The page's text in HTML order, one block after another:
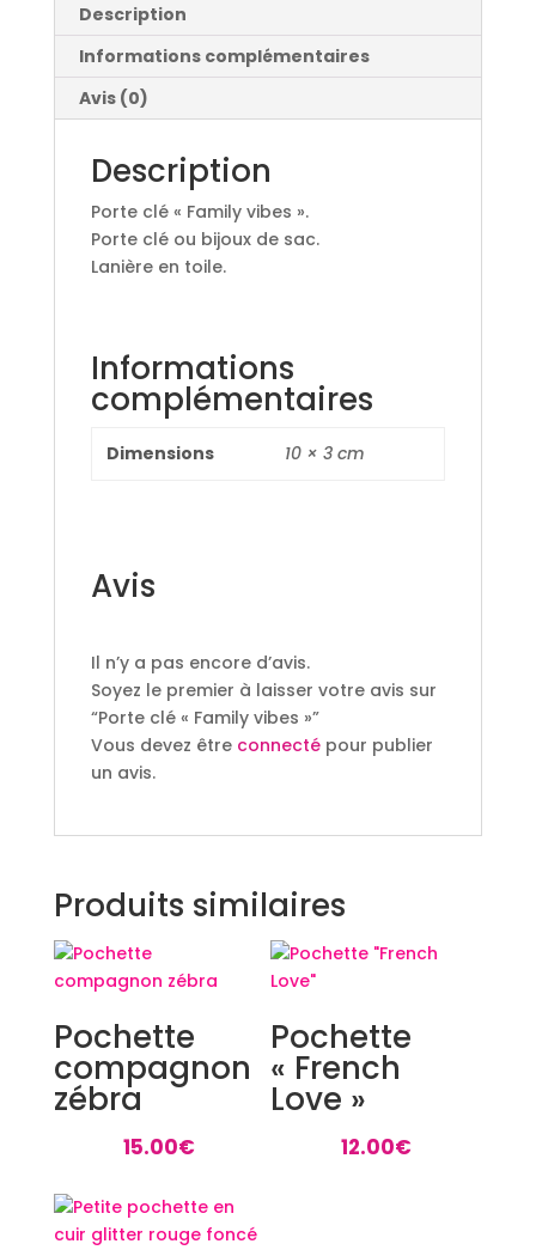
Description
Informations complémentaires
Avis (0)
Description
Porte clé « Family vibes ».
Porte clé ou bijoux de sac.
Lanière en toile.
Informations
complémentaires
Dimensions 10 × 3 cm
Avis
Il n’y a pas encore d’avis.
Soyez le premier à laisser votre avis sur
“Porte clé « Family vibes »”
Vous devez être connectépour publier
un avis.
Produits similaires
Pochette
compagnon
zébra
15.00€
Pochette
« French
Love »
12.00€